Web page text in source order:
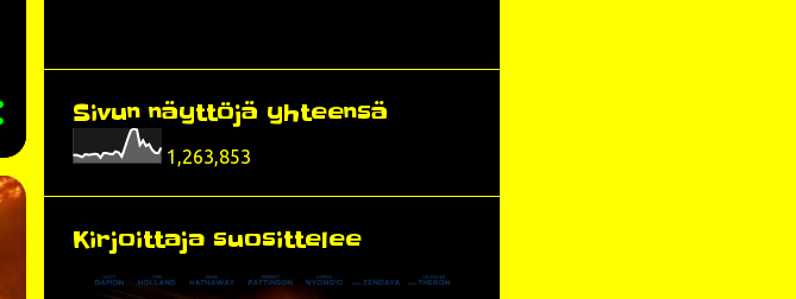
Sivun näyttöjä yhteensä
1,263,853
Kirjoittaja suosittelee